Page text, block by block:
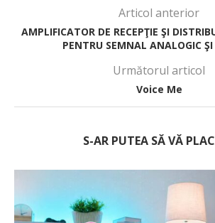
Articol anterior
AMPLIFICATOR DE RECEPŢIE ŞI
PENTRU SEMNAL ANALOGIC
Următorul articol
Voice Me
S-AR PUTEA SĂ VĂ